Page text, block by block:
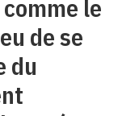
le
de se
du